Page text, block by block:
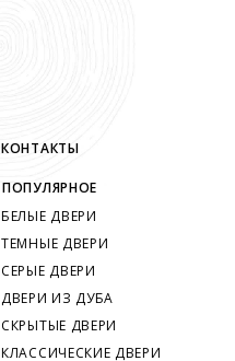
КОНТАКТЫ
ПОПУЛЯРНОЕ
БЕЛЫЕ ДВЕРИ
ТЕМНЫЕ ДВЕРИ
СЕРЫЕ ДВЕРИ
ДВЕРИ ИЗ ДУБА
СКРЫТЫЕ ДВЕРИ
КЛАССИЧЕСКИЕ ДВЕРИ